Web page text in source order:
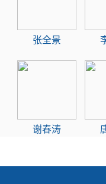
张全景
谢春涛